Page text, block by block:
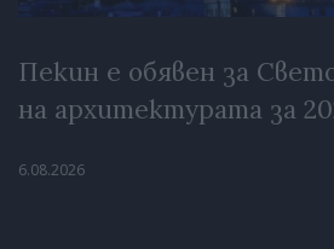
Пекин е обявен за
на архитектурата за
6.08.2026